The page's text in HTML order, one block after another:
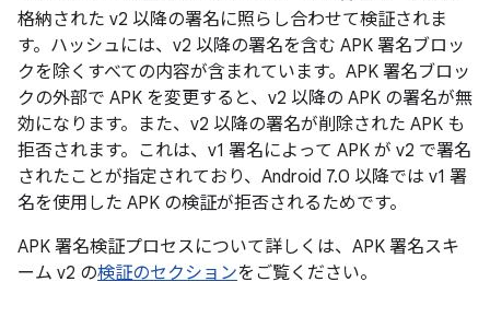
格納された v2 以降の署名に照らし合わせて検証されま
す。ハッシュには、v2 以降の署名を含む APK 署名ブロッ
クを除くすべての内容が含まれています。APK 署名ブロッ
クの外部で APK を変更すると、v2 以降の APK の署名が無
効になります。また、v2 以降の署名が削除された APK も
拒否されます。これは、v1 署名によって APK が v2 で署名
されたことが指定されており、Android 7.0 以降では v1 署
名を使用した APK の検証が拒否されるためです。
APK 署名検証プロセスについて詳しくは、APK 署名スキ
ーム v2 の検証のセクションをご覧ください。